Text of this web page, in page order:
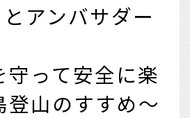
アンバサダー
守って安全に楽
登山のすすめ〜